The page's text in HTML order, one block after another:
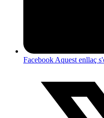
FacebookAquest enllaç